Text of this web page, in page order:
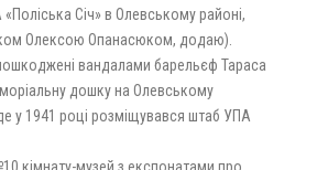
Січ» в Олевському районі,
Олексою Опанасюком, додаю).
вандалами барельєф Тараса
дошку на Олевському
у 1941 році розміщувався штаб УПА